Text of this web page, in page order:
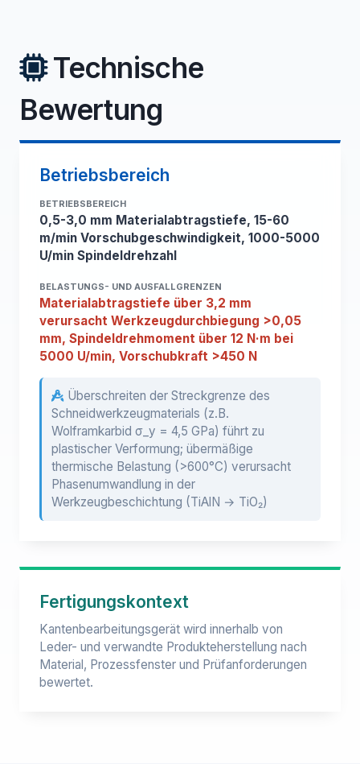
Technische
Bewertung
Betriebsbereich
BETRIEBSBEREICH
0,5-3,0 mm Materialabtragstiefe, 15-60
m/min Vorschubgeschwindigkeit, 1000-5000
U/min Spindeldrehzahl
BELASTUNGS- UND AUSFALLGRENZEN
Materialabtragstiefe über 3,2 mm
verursacht Werkzeugdurchbiegung >0,05
mm, Spindeldrehmoment über 12 N·m bei
5000 U/min, Vorschubkraft >450 N
Überschreiten der Streckgrenze des
Schneidwerkzeugmaterials (z.B.
Wolframkarbid σ_y = 4,5 GPa) führt zu
plastischer Verformung; übermäßige
thermische Belastung (>600°C) verursacht
Phasenumwandlung in der
Werkzeugbeschichtung (TiAlN → TiO₂)
Fertigungskontext
Kantenbearbeitungsgerät wird innerhalb von
Leder- und verwandte Produkteherstellung nach
Material, Prozessfenster und Prüfanforderungen
bewertet.